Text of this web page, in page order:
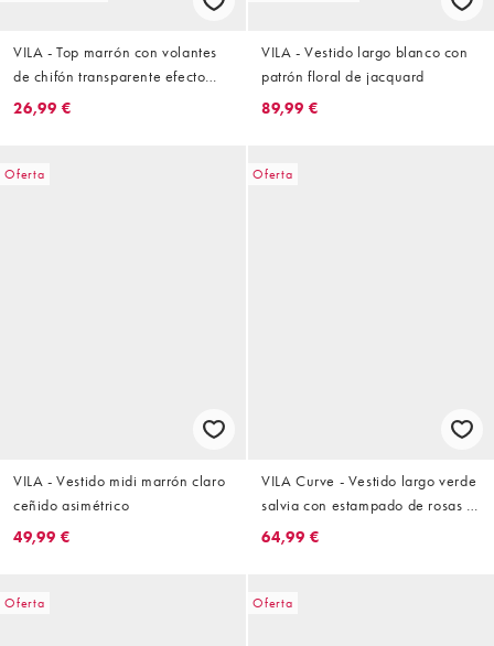
VILA - Top marrón con volantes
de chifón transparente efecto
rugoso (parte de un conjunto)
26,99 €
VILA - Vestido largo blanco con
patrón floral de jacquard
89,99 €
Oferta
VILA - Vestido midi marrón claro
ceñido asimétrico
49,99 €
Oferta
VILA Curve - Vestido largo verde
salvia con estampado de rosas y
mangas fluidas
64,99 €
Oferta Oferta